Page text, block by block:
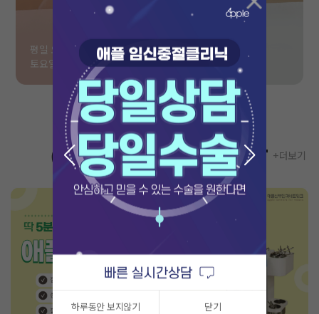
평일 오전 9:30 ~ 오후 6:30
토요일 오전 9:30 ~ 오후 2:30
Apple Network for Women
애플산부인과 EVENT + 더보기
하루동안 보지않기 닫기